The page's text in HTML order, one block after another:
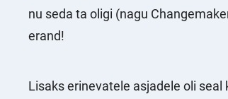
nu seda ta oligi (nagu
erand!
Lisaks erinevatele asjadele oli seal